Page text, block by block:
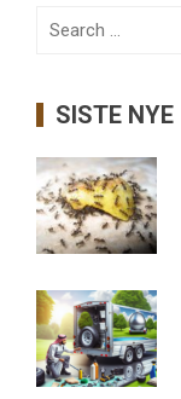
Search
SISTE NYE